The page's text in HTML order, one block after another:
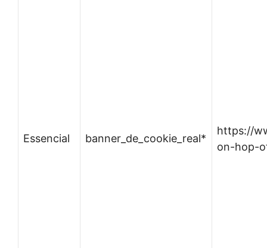
Essencial banner_de_cookie_real*
https://
on-hop-